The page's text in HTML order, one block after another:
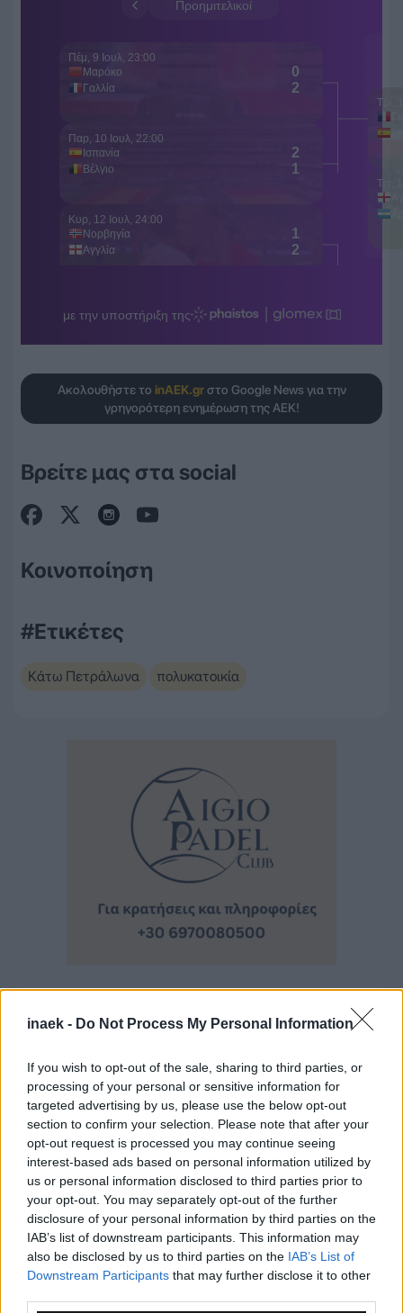
inaek - Do Not Process My Personal Information
If you wish to opt-out of the sale, sharing to third parties, or
processing of your personal or sensitive information for
targeted advertising by us, please use the below opt-out
section to confirm your selection. Please note that after your
opt-out request is processed you may continue seeing
interest-based ads based on personal information utilized by
us or personal information disclosed to third parties prior to
your opt-out. You may separately opt-out of the further
disclosure of your personal information by third parties on the
IAB’s list of downstream participants. This information may
also be disclosed by us to third parties on the IAB’s List of
Downstream Participants that may further disclose it to other
Ακολουθήστε το inAEK.grστο Google News για την
γρηγορότερη ενημέρωση της ΑΕΚ!
Βρείτε μας στα social
Κοινοποίηση
#Ετικέτες
Κάτω Πετράλωνα πολυκατοικία
Ροή Ειδήσεων
09.08.2026, 14:00